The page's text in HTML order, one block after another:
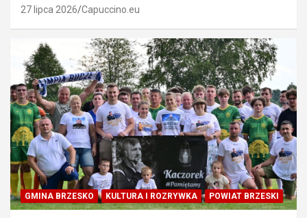
27 lipca 2026 Capuccino.eu
GMINA BRZESKO KULTURA I ROZRYWKA POWIAT BRZESKI